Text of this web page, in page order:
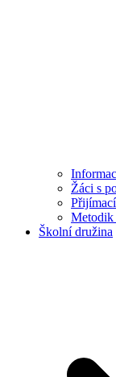
Žáci s
Metodik
Školní družina